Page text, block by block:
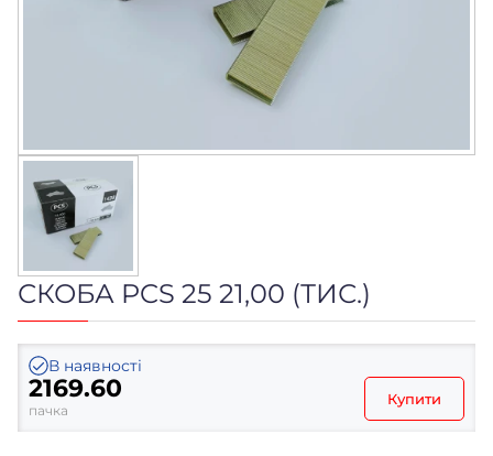
СКОБА PCS 25 21,00 (ТИС.)
В наявності
2169.60
пачка
Купити